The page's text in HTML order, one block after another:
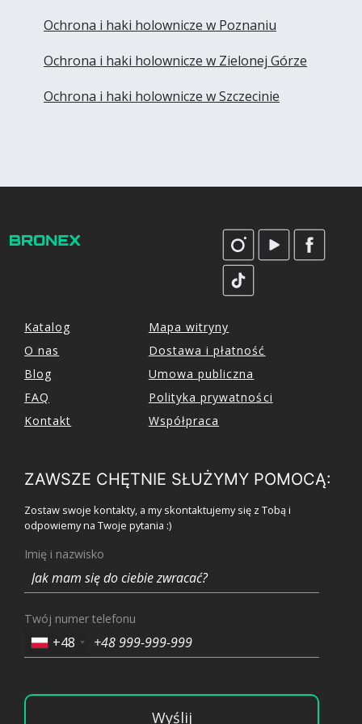
Ochrona i haki holownicze w Poznaniu
Ochrona i haki holownicze w Zielonej Górze
Ochrona i haki holownicze w Szczecinie
Katalog
O nas
Blog
FAQ
Kontakt
Mapa witryny
Dostawa i płatność
Umowa publiczna
Polityka prywatności
Współpraca
ZAWSZE CHĘTNIE SŁUŻYMY POMOCĄ:
Zostaw swoje kontakty, a my skontaktujemy się z Tobą i
odpowiemy na Twoje pytania :)
Imię i nazwisko
Twój numer telefonu
+48
Wyślij